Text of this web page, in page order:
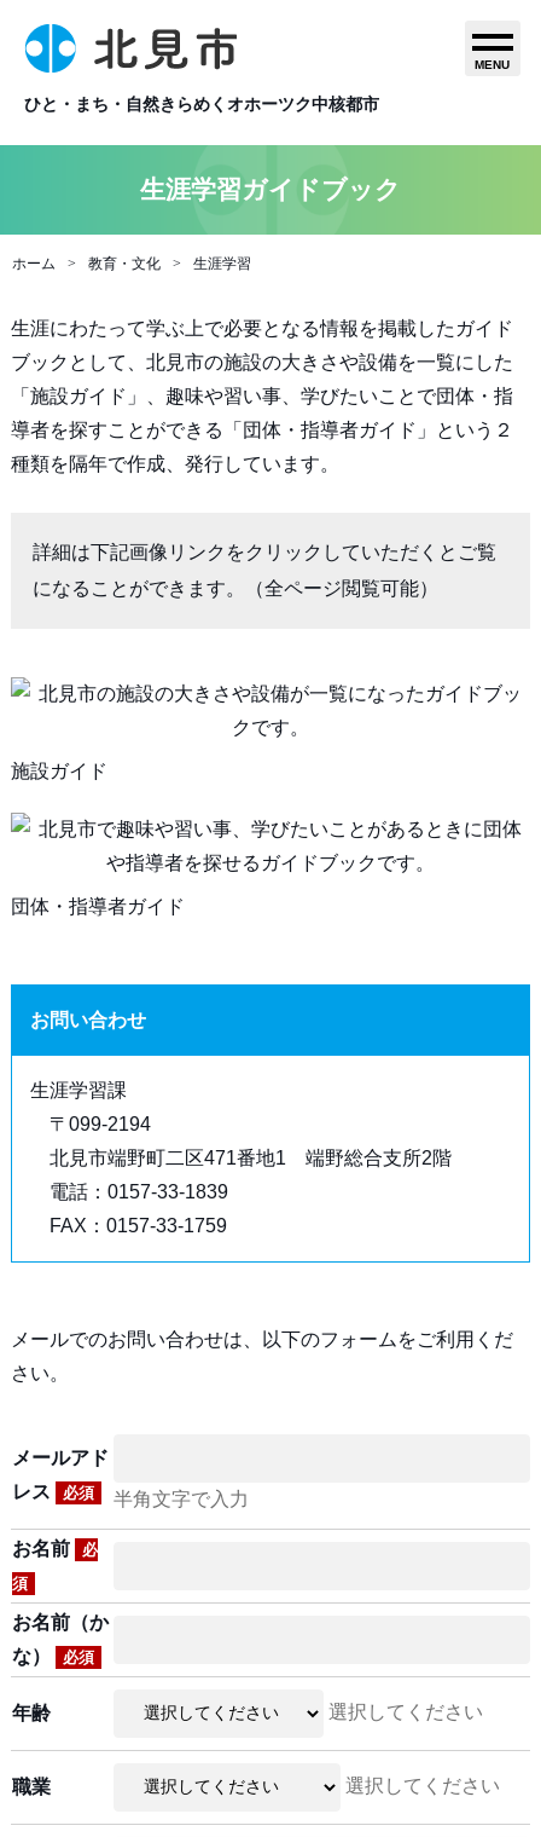
ひと・まち・自然きらめくオホーツク中核都市
MENU
生涯学習ガイドブック
ホーム 教育・文化 生涯学習
生涯にわたって学ぶ上で必要となる情報を掲載したガイド
ブックとして、北見市の施設の大きさや設備を一覧にした
「施設ガイド」、趣味や習い事、学びたいことで団体・指
導者を探すことができる「団体・指導者ガイド」という２
種類を隔年で作成、発行しています。
詳細は下記画像リンクをクリックしていただくとご覧
になることができます。（全ページ閲覧可能）
施設ガイド
団体・指導者ガイド
お問い合わせ
生涯学習課
〒099-2194
北見市端野町二区471番地1 端野総合支所2階
電話：0157-33-1839
FAX：0157-33-1759
メールでのお問い合わせは、以下のフォームをご利用くだ
さい。
メールアド
レス
必須 半角文字で入力
お名前
必
須
お名前（か
な）
必須
年齢 選択してください
職業 選択してください